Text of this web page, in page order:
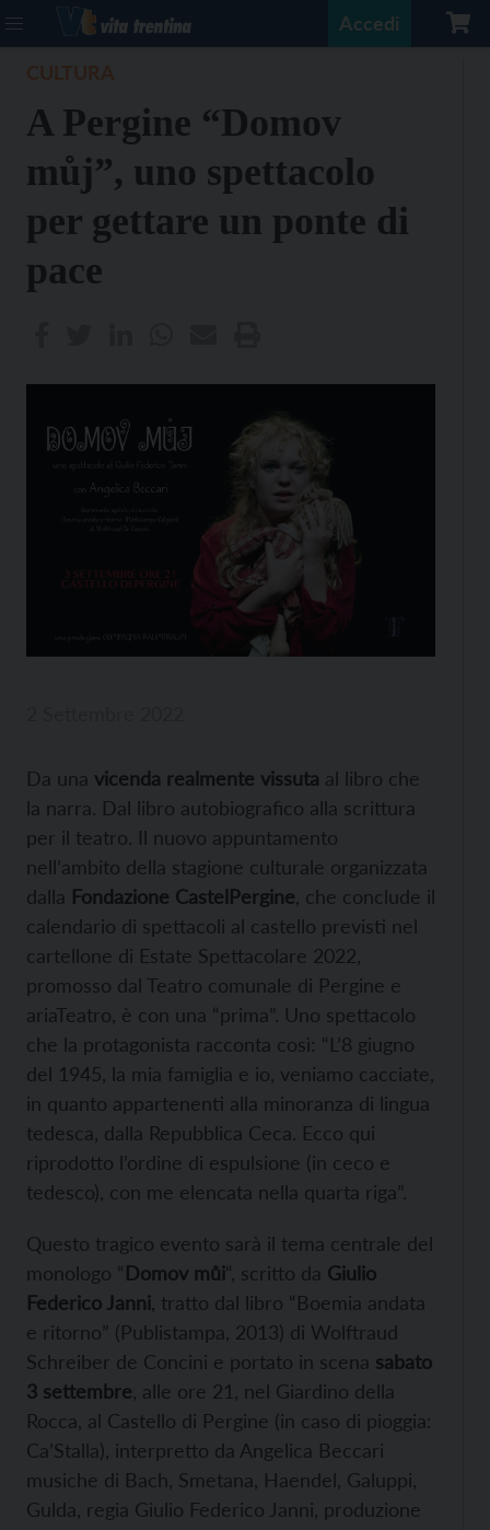
Accedi
A Pergine “Domov
můj”, uno spettacolo
per gettare un ponte di
pace
Da una vicenda realmente vissuta al libro che
la narra. Dal libro autobiografico alla scrittura
per il teatro. Il nuovo appuntamento
nell’ambito della stagione culturale organizzata
dalla Fondazione CastelPergine , che conclude il
calendario di spettacoli al castello previsti nel
cartellone di Estate Spettacolare 2022,
promosso dal Teatro comunale di Pergine e
ariaTeatro, è con una “prima”. Uno spettacolo
che la protagonista racconta così: “L’8 giugno
del 1945, la mia famiglia e io, veniamo cacciate,
in quanto appartenenti alla minoranza di lingua
tedesca, dalla Repubblica Ceca. Ecco qui
riprodotto l’ordine di espulsione (in ceco e
tedesco), con me elencata nella quarta riga”.
Questo tragico evento sarà il tema centrale del
monologo “Domov můi“, scritto da Giulio
Federico Janni , tratto dal libro “Boemia andata
e ritorno” (Publistampa, 2013) di Wolftraud
Schreiber de Concini e portato in scena sabato
3 settembre , alle ore 21, nel Giardino della
Rocca, al Castello di Pergine (in caso di pioggia:
Ca’Stalla), interpretto da Angelica Beccari
musiche di Bach, Smetana, Haendel, Galuppi,
Gulda, regia Giulio Federico Janni, produzione